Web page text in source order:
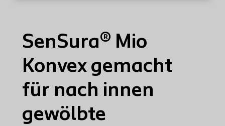
SenSura® Mio
Konvex gemacht
für nach innen
gewölbte